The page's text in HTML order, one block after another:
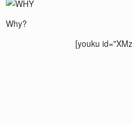
Why?
[youku